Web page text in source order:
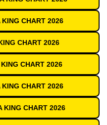
CHART 2026
CHART 2026
CHART 2026
KING CHART 2026
KING CHART 2026